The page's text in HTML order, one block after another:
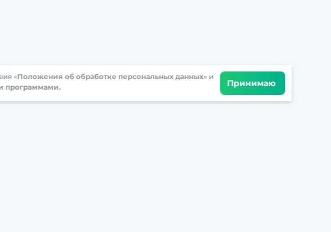
«Положения об обработке персональных данных» и
программами. Принимаю